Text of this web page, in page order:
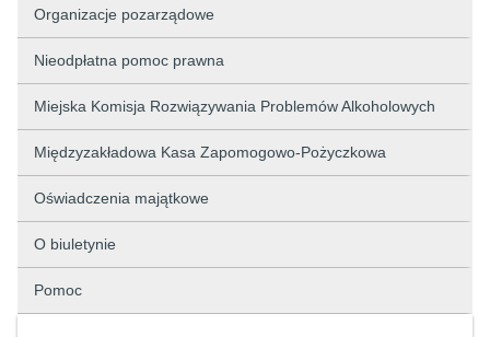
Organizacje pozarządowe
Nieodpłatna pomoc prawna
Miejska Komisja Rozwiązywania Problemów Alkoholowych
Międzyzakładowa Kasa Zapomogowo-Pożyczkowa
Oświadczenia majątkowe
O biuletynie
Pomoc